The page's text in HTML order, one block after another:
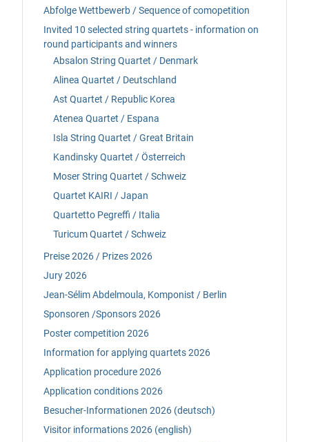
Abfolge Wettbewerb / Sequence of comopetition
Invited 10 selected string quartets - information on
round participants and winners
Absalon String Quartet / Denmark
Alinea Quartet / Deutschland
Ast Quartet / Republic Korea
Atenea Quartet / Espana
Isla String Quartet / Great Britain
Kandinsky Quartet / Österreich
Moser String Quartet / Schweiz
Quartet KAIRI / Japan
Quartetto Pegreffi / Italia
Turicum Quartet / Schweiz
Preise 2026 / Prizes 2026
Jury 2026
Jean-Sélim Abdelmoula, Komponist / Berlin
Sponsoren /Sponsors 2026
Poster competition 2026
Information for applying quartets 2026
Application procedure 2026
Application conditions 2026
Besucher-Informationen 2026 (deutsch)
Visitor informations 2026 (english)